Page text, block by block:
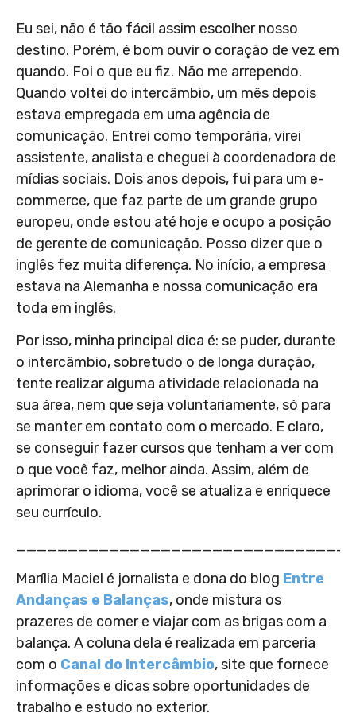
Eu sei, não é tão fácil assim escolher nosso
destino. Porém, é bom ouvir o coração de vez em
quando. Foi o que eu fiz. Não me arrependo.
Quando voltei do intercâmbio, um mês depois
estava empregada em uma agência de
comunicação. Entrei como temporária, virei
assistente, analista e cheguei à coordenadora de
mídias sociais. Dois anos depois, fui para um e-
commerce, que faz parte de um grande grupo
europeu, onde estou até hoje e ocupo a posição
de gerente de comunicação. Posso dizer que o
inglês fez muita diferença. No início, a empresa
estava na Alemanha e nossa comunicação era
toda em inglês.
Por isso, minha principal dica é: se puder, durante
o intercâmbio, sobretudo o de longa duração,
tente realizar alguma atividade relacionada na
sua área, nem que seja voluntariamente, só para
se manter em contato com o mercado. E claro,
se conseguir fazer cursos que tenham a ver com
o que você faz, melhor ainda. Assim, além de
aprimorar o idioma, você se atualiza e enriquece
seu currículo.
Marília Maciel é jornalista e dona do blog Entre
Andanças e Balanças, onde mistura os
prazeres de comer e viajar com as brigas com a
balança. A coluna dela é realizada em parceria
com o Canal do Intercâmbio, site que fornece
informações e dicas sobre oportunidades de
trabalho e estudo no exterior.